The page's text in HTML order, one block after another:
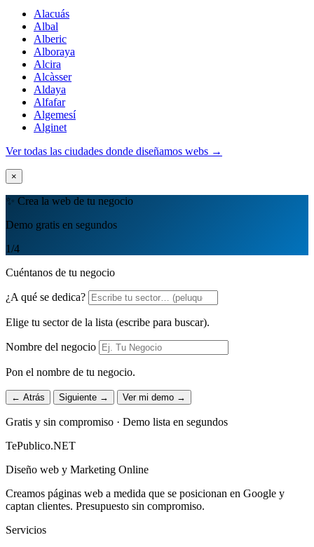
Alacuás
Albal
Alberic
Alboraya
Alcira
Alcàsser
Aldaya
Alfafar
Algemesí
Alginet
Ver todas las ciudades donde diseñamos webs →
×
✨ Crea la web de tu negocio
Demo gratis en segundos
1/4
Cuéntanos de tu negocio
¿A qué se dedica?
Elige tu sector de la lista (escribe para buscar).
Nombre del negocio
Pon el nombre de tu negocio.
← Atrás Siguiente → Ver mi demo →
Gratis y sin compromiso · Demo lista en segundos
TePublico.NET
Diseño web y Marketing Online
Creamos páginas web a medida que se posicionan en Google y
captan clientes. Presupuesto sin compromiso.
Servicios